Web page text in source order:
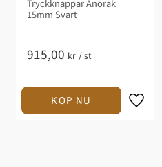
Tryckknappar Anorak
15mm Svart
915,00 kr /st